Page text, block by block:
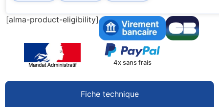
[alma-product-eligibility]
4x sans frais
Fiche technique